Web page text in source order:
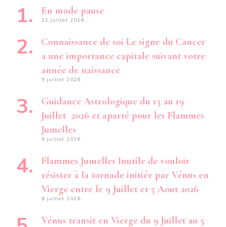
En mode pause
12 juillet 2026
Connaissance de soi Le signe du Cancer
a une importance capitale suivant votre
année de naissance
9 juillet 2026
Guidance Astrologique du 13 au 19
Juillet 2026 et aparté pour les Flammes
Jumelles
9 juillet 2026
Flammes Jumelles Inutile de vouloir
résister à la tornade initiée par Vénus en
Vierge entre le 9 Juillet et 5 Aout 2026
8 juillet 2026
Vénus transit en Vierge du 9 Juillet au 5